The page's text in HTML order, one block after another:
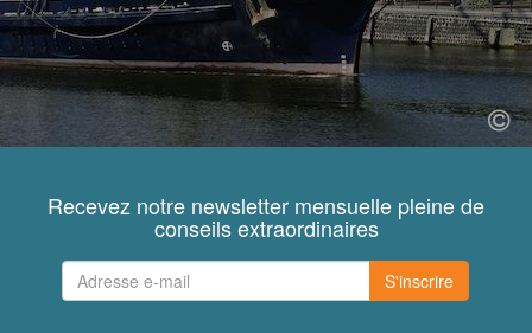
Recevez notre newsletter mensuelle pleine de
conseils extraordinaires
S'inscrire